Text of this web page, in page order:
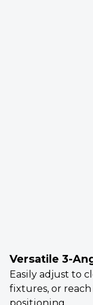
Versatile 3-
Easily adjust to
fixtures, or